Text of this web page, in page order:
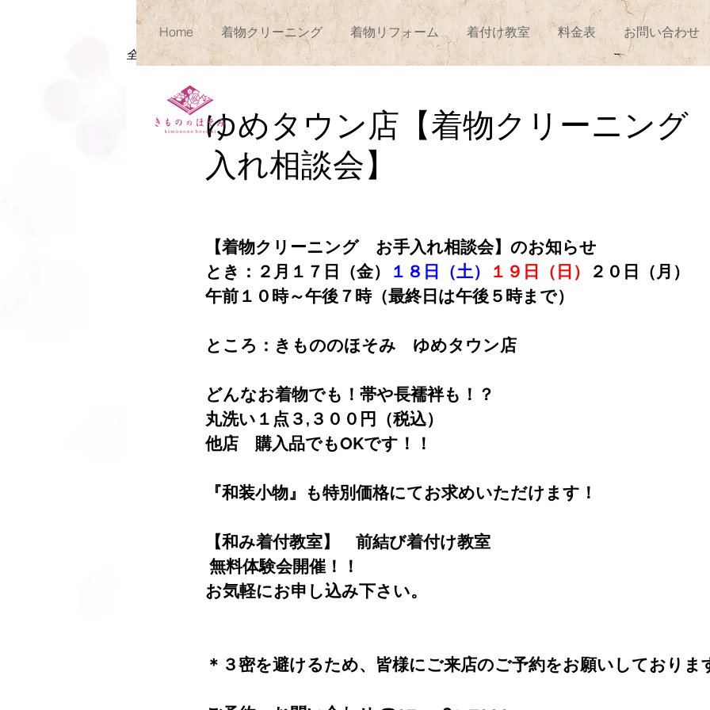
Home 着物クリーニング 着物リフォーム 着付け教室 料金表 お問い合わせ
全ての記事 クリニック ゆめタウン店
ゆめタウン店【着物クリーニン
入れ相談会】
【着物クリーニング　お手入れ相談会】のお知らせ
とき：２月１７日（金）
１８日（土） １９日（日）
２０日（月）
午前１０時～午後７時（最終日は午後５時まで）
ところ：きもののほそみ　ゆめタウン店
どんなお着物でも！帯や長襦袢も！？
丸洗い１点３,３００円（税込）
他店　購入品でもOKです！！
『和装小物』も特別価格にてお求めいただけます！
【和み着付教室】　前結び着付け教室
無料体験会開催！！
お気軽にお申し込み下さい。
＊３密を避けるため、皆様にご来店のご予約をお願いしておりま